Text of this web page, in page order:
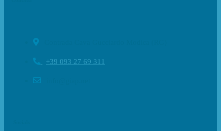
+39 093 27 69 311